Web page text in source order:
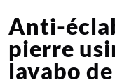
Anti-
pierre
lavabo